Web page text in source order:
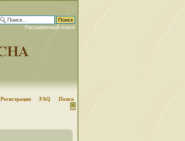
Расширенный поиск
Регистрация FAQ Поиск